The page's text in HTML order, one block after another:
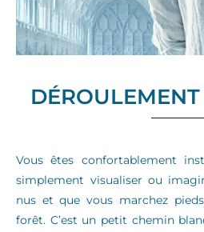
Vous êtes confortablement
simplement visualiser ou
nus et que vous marchez
forêt. C’est un petit chemin